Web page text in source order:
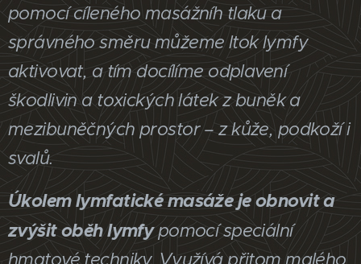
pomocí cíleného masážníh tlaku a
správného směru můžeme ltok lymfy
aktivovat, a tím docílíme odplavení
škodlivin a toxických látek z buněk a
mezibuněčných prostor – z kůže, podkoží i
svalů.
Úkolem lymfatické masáže je obnovit a
zvýšit oběh lymfypomocí speciální
hmatové techniky. Využívá přitom malého